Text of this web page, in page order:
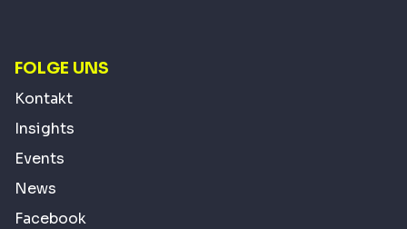
FOLGE UNS
Kontakt
Insights
Events
News
Facebook